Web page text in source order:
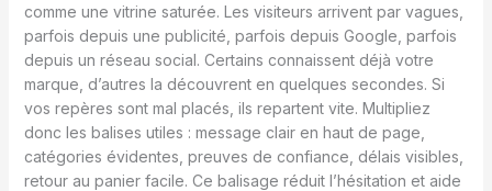
comme une vitrine saturée. Les visiteurs arrivent par vagues,
parfois depuis une publicité, parfois depuis Google, parfois
depuis un réseau social. Certains connaissent déjà votre
marque, d’autres la découvrent en quelques secondes. Si
vos repères sont mal placés, ils repartent vite. Multipliez
donc les balises utiles : message clair en haut de page,
catégories évidentes, preuves de confiance, délais visibles,
retour au panier facile. Ce balisage réduit l’hésitation et aide